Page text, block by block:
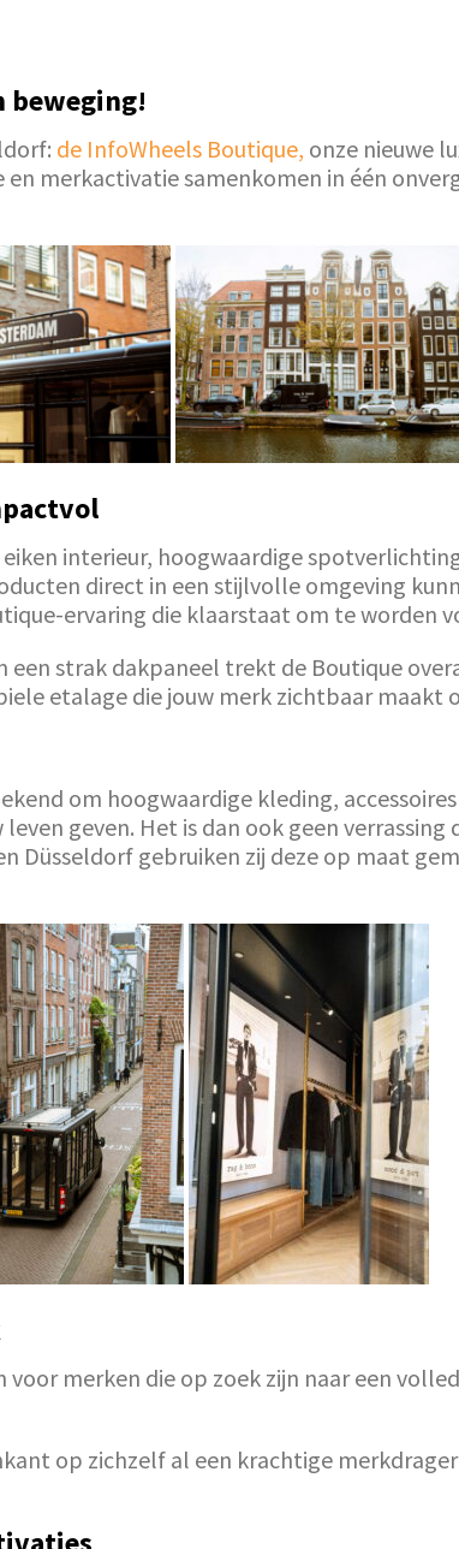
beweging!
de InfoWheels Boutique, onze nieuwe
merkactivatie samenkomen in één
interieur, hoogwaardige
direct in een stijlvolle omgeving
ervaring die klaarstaat om te worden
strak dakpaneel trekt de Boutique
etalage die jouw merk zichtbaar maakt
om hoogwaardige kleding,
geven. Het is dan ook geen
Düsseldorf gebruiken zij deze op maat
voor merken die op zoek zijn naar een
op zichzelf al een krachtige